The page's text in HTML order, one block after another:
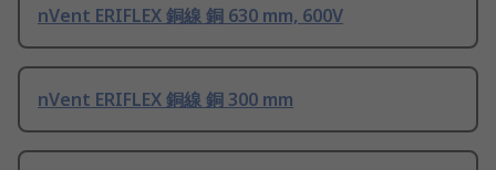
nVent ERIFLEX 銅線 銅 630 mm, 600V
nVent ERIFLEX 銅線 銅 300 mm